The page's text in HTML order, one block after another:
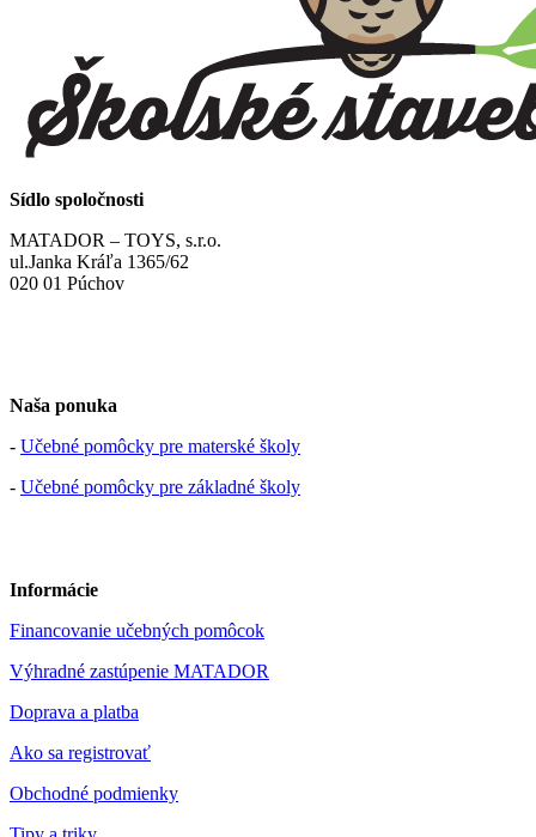
Sídlo spoločnosti
MATADOR – TOYS, s.r.o.
ul.Janka Kráľa 1365/62
020 01 Púchov
Naša ponuka
- Učebné pomôcky pre materské školy
- Učebné pomôcky pre základné školy
Informácie
Financovanie učebných pomôcok
Výhradné zastúpenie MATADOR
Doprava a platba
Ako sa registrovať
Obchodné podmienky